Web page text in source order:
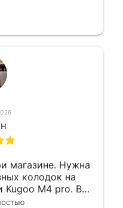
в этот
магазине. Нужна
колодок на
M4 pro. Всё
и в максимально